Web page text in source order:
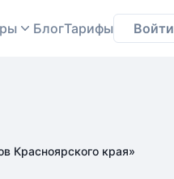
БлогТарифы Войти
Красноярского края»